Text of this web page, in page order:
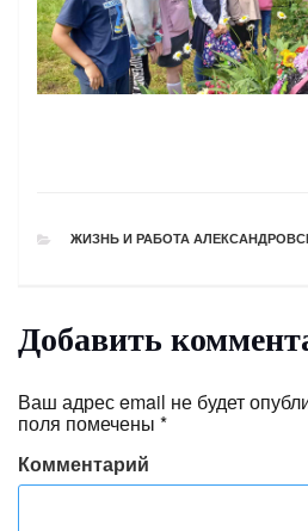
РУБРИКИ
ЖИЗНЬ И РАБОТА
Добавить
Ваш адрес email не будет
поля помечены *
Комментарий